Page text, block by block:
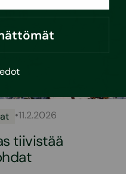
•11.2.2026
tiivistää